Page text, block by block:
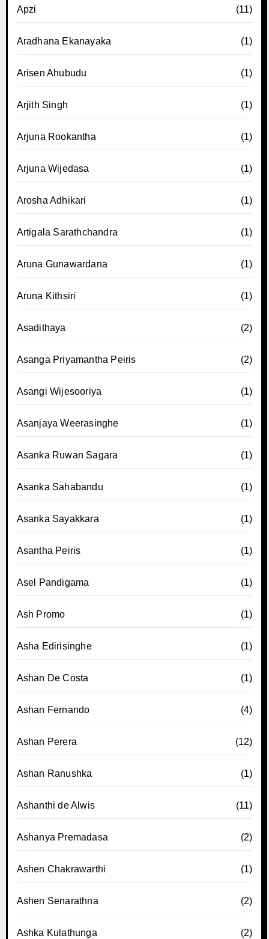
Apzi (11)
Aradhana Ekanayaka (1)
Arisen Ahubudu (1)
Arjith Singh (1)
Arjuna Rookantha (1)
Arjuna Wijedasa (1)
Arosha Adhikari (1)
Artigala Sarathchandra (1)
Aruna Gunawardana (1)
Aruna Kithsiri (1)
Asadithaya (2)
Asanga Priyamantha Peiris (2)
Asangi Wijesooriya (1)
Asanjaya Weerasinghe (1)
Asanka Ruwan Sagara (1)
Asanka Sahabandu (1)
Asanka Sayakkara (1)
Asantha Peiris (1)
Asel Pandigama (1)
Ash Promo (1)
Asha Edirisinghe (1)
Ashan De Costa (1)
Ashan Fernando (4)
Ashan Perera (12)
Ashan Ranushka (1)
Ashanthi de Alwis (11)
Ashanya Premadasa (2)
Ashen Chakrawarthi (1)
Ashen Senarathna (2)
Ashka Kulathunga (2)